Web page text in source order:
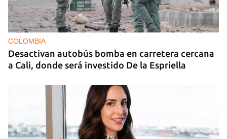
COLOMBIA
Desactivan autobús bomba en carretera cercana
a Cali, donde será investido De la Espriella